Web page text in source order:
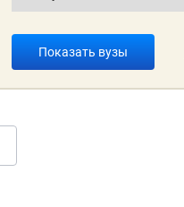
Показать вузы